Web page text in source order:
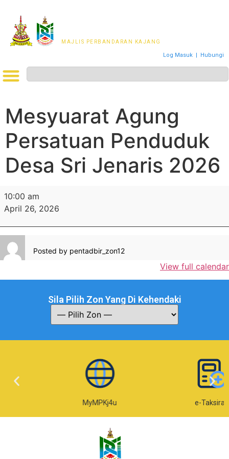
MAJLIS PERBANDARAN KAJANG
Log Masuk | Hubungi
Mesyuarat Agung
Persatuan Penduduk
Desa Sri Jenaris 2026
10:00 am
April 26, 2026
Posted by pentadbir_zon12
View full calendar
Sila Pilih Zon Yang Di Kehendaki
MyMPKj4u e-Taksiran